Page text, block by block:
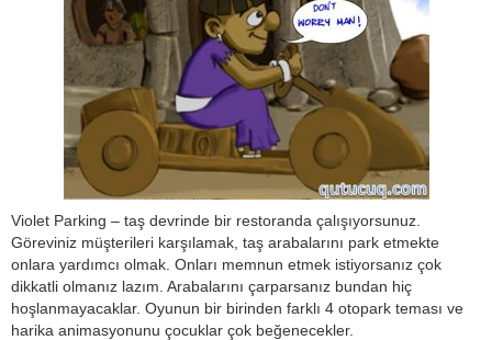
Violet Parking – taş devrinde bir restoranda çalışıyorsunuz.
Göreviniz müşterileri karşılamak, taş arabalarını park etmekte
onlara yardımcı olmak. Onları memnun etmek istiyorsanız çok
dikkatli olmanız lazım. Arabalarını çarparsanız bundan hiç
hoşlanmayacaklar. Oyunun bir birinden farklı 4 otopark teması ve
harika animasyonunu çocuklar çok beğenecekler.